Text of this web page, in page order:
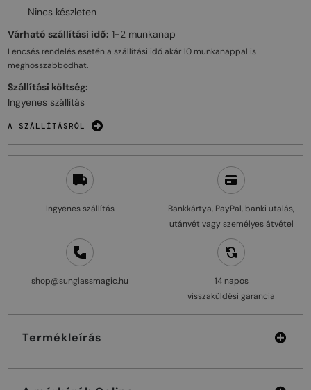
Ingyenes szállítás
Bankkártya, PayPal, banki utalás,
utánvét vagy személyes átvétel
shop@sunglassmagic.hu
14 napos
visszaküldési garancia
Termékleírás
Nincs készleten
Várható szállítási idő: 1-2 munkanap
Lencsés rendelés esetén a szállítási idő akár10 munkanappal is
meghosszabbodhat.
Szállítási költség:
Ingyenes szállítás
A SZÁLLÍTÁSRÓL